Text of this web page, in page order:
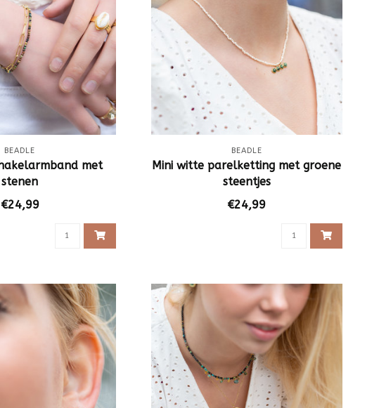
BEADLE
met
stenen
€24,99
BEADLE
Mini witte parelketting met groene
steentjes
€24,99